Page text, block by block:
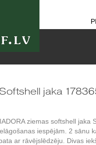
jaka
ziemas softshell jaka
iespējām. 2 sānu
ar rāvējslēdzēju. Divas